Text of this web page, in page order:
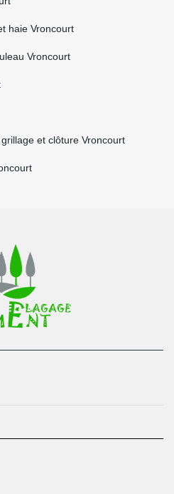
haie Vroncourt
Vroncourt
et clôture Vroncourt